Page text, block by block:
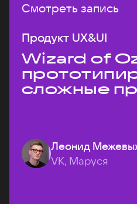
Смотреть запись
Продукт UX&UI
Wizard of
сложные
Леонид
VK, Маруся